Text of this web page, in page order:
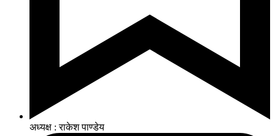
अध्यक्ष : राकेश पाण्डेय